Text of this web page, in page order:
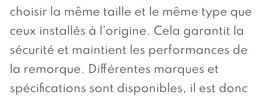
choisir la même taille et le même type que
ceux installés à l'origine. Cela garantit la
sécurité et maintient les performances de
la remorque. Différentes marques et
spécifications sont disponibles, il est donc